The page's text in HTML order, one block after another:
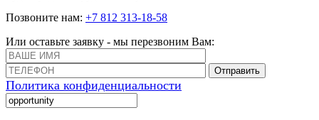
Позвоните нам: +7 812 313-18-58
Или оставьте заявку - мы перезвоним Вам:
Отправить
Политика конфиденциальности